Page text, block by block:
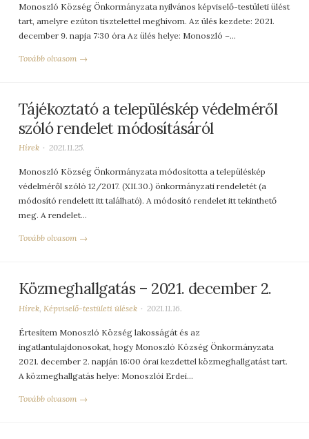
Monoszló Község Önkormányzata nyilvános képviselő-testületi ülést
tart, amelyre ezúton tisztelettel meghívom. Az ülés kezdete: 2021.
december 9. napja 7:30 óra Az ülés helye: Monoszló –…
Tovább olvasom →
Tájékoztató a településkép védelméről
szóló rendelet módosításáról
Hírek 2021.11.25.
Monoszló Község Önkormányzata módosította a településkép
védelméről szóló 12/2017. (XII.30.) önkormányzati rendeletét (a
módosító rendelett itt található). A módosító rendelet itt tekinthető
meg. A rendelet…
Tovább olvasom →
Közmeghallgatás – 2021. december 2.
Hírek Képviselő-testületi ülések 2021.11.16.
Értesítem Monoszló Község lakosságát és az
ingatlantulajdonosokat, hogy Monoszló Község Önkormányzata
2021. december 2. napján 16:00 órai kezdettel közmeghallgatást tart.
A közmeghallgatás helye: Monoszlói Erdei…
Tovább olvasom →